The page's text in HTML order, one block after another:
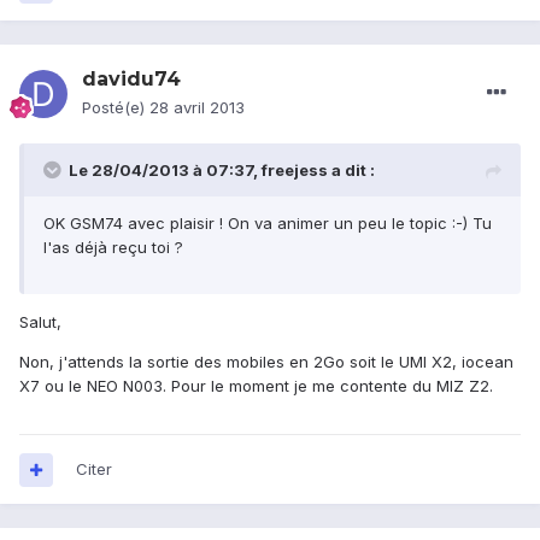
davidu74
Posté(e) 28 avril 2013
Le 28/04/2013 à 07:37, freejess a dit :
OK GSM74 avec plaisir ! On va animer un peu le topic :-) Tu
l'as déjà reçu toi ?
Salut,
Non, j'attends la sortie des mobiles en 2Go soit le UMI X2, iocean
X7 ou le NEO N003. Pour le moment je me contente du MIZ Z2.
Citer